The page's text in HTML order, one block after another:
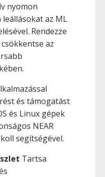
nyomon
leállásokat az ML
Rendezze
az
és támogatást
és Linux gépek
NEAR
segítségével.
Tartsa